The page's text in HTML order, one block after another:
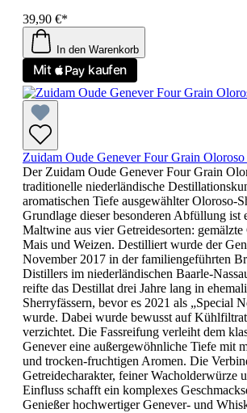
39,90 €*
In den Warenkorb
Zuidam Oude Genever Four Grain
Der Zuidam Oude Genever Four Grain
traditionelle niederländische
aromatischen Tiefe ausgewählter Oloroso-
Grundlage dieser besonderen Abfüllung ist
Maltwine aus vier Getreidesorten: gemälzte
Mais und Weizen. Destilliert wurde der
November 2017 in der familiengeführten
Distillers im niederländischen Baarle-
reifte das Destillat drei Jahre lang in
Sherryfässern, bevor es 2021 als „Special
wurde. Dabei wurde bewusst auf
verzichtet. Die Fassreifung verleiht dem
Genever eine außergewöhnliche Tiefe mit
und trocken-fruchtigen Aromen. Die
Getreidecharakter, feiner Wacholderwürze
Einfluss schafft ein komplexes
Genießer hochwertiger Genever- und